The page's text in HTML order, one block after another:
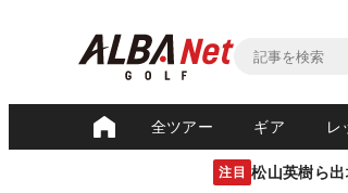
全ツアー ギア レ
注目 松山英樹ら